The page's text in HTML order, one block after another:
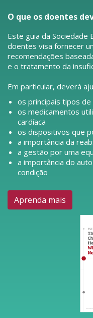
O que os doentes
Este guia da Sociedade
doentes visa fornecer
recomendações
e o tratamento da
Em particular, deverá
os principais tipos de
os medicamentos
cardíaca
os dispositivos que
a importância da
a gestão por uma
a importância do
condição
Aprenda mais